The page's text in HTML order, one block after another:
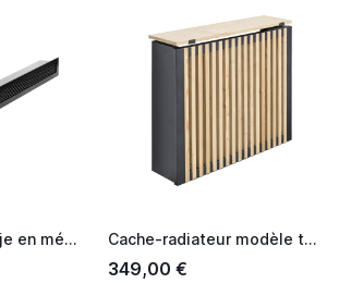
Grille aération Voje en métal laquée noir 60 cm Cache-radiateur modèle tasseaux
349,00 €